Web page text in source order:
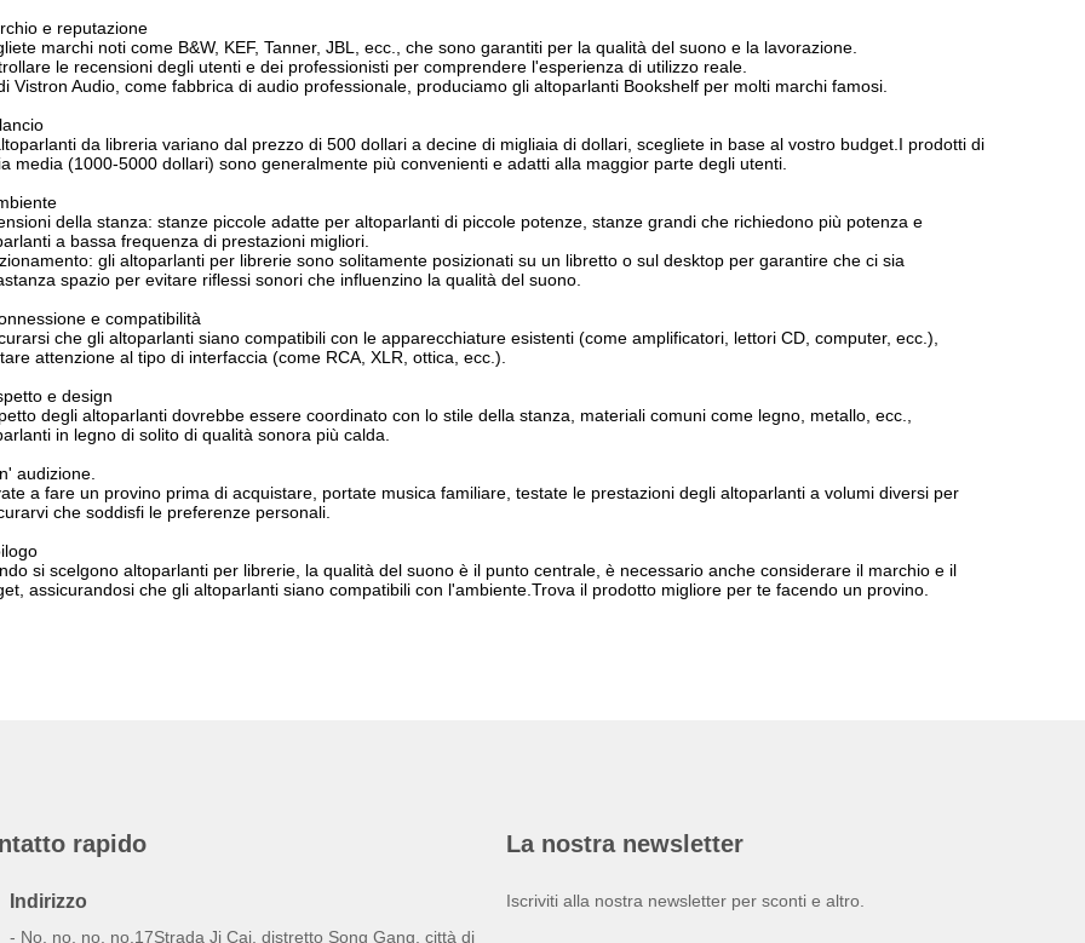
e reputazione
marchi noti come B&W, KEF, Tanner, JBL, ecc., che sono garantiti per la qualità del suono e la lavorazione.
le recensioni degli utenti e dei professionisti per comprendere l'esperienza di utilizzo reale.
Vistron Audio, come fabbrica di audio professionale, produciamo gli altoparlanti Bookshelf per molti marchi famosi.
da libreria variano dal prezzo di 500 dollari a decine di migliaia di dollari, scegliete in base al vostro budget.I prodotti di
media (1000-5000 dollari) sono generalmente più convenienti e adatti alla maggior parte degli utenti.
della stanza: stanze piccole adatte per altoparlanti di piccole potenze, stanze grandi che richiedono più potenza e
a bassa frequenza di prestazioni migliori.
gli altoparlanti per librerie sono solitamente posizionati su un libretto o sul desktop per garantire che ci sia
spazio per evitare riflessi sonori che influenzino la qualità del suono.
e compatibilità
che gli altoparlanti siano compatibili con le apparecchiature esistenti (come amplificatori, lettori CD, computer, ecc.),
attenzione al tipo di interfaccia (come RCA, XLR, ottica, ecc.).
e design
degli altoparlanti dovrebbe essere coordinato con lo stile della stanza, materiali comuni come legno, metallo, ecc.,
in legno di solito di qualità sonora più calda.
audizione.
a fare un provino prima di acquistare, portate musica familiare, testate le prestazioni degli altoparlanti a volumi diversi per
che soddisfi le preferenze personali.
si scelgono altoparlanti per librerie, la qualità del suono è il punto centrale, è necessario anche considerare il marchio e il
assicurandosi che gli altoparlanti siano compatibili con l'ambiente.Trova il prodotto migliore per te facendo un provino.
rapido
Indirizzo
- No, no, no, no.17Strada Ji Cai, distretto Song Gang, città di
La nostra newsletter
Iscriviti alla nostra newsletter per sconti e altro.